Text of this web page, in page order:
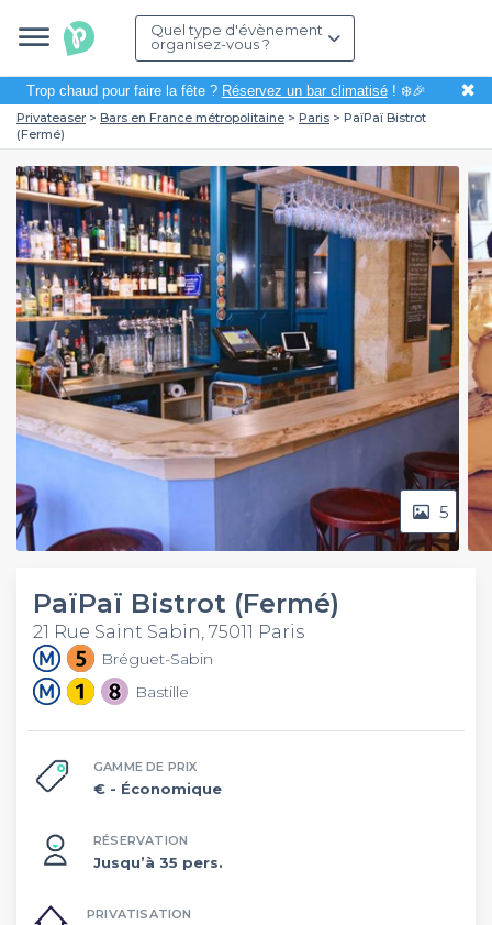
Quel type d'évènement
organisez-vous ?
Trop chaud pour faire la fête ? Réservez un bar climatisé! ❄️🎉 ✖
Privateaser Bars en France métropolitaine Paris
PaïPaï Bistrot
(Fermé)
5
PaïPaï Bistrot (Fermé)
21 Rue Saint Sabin, 75011 Paris
Bréguet-Sabin
Bastille
GAMME DE PRIX
€ - Économique
RÉSERVATION
Jusqu’à 35 pers.
PRIVATISATION